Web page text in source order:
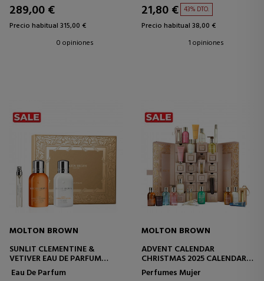
289,00 €
Precio habitual 315,00 €
0 opiniones
21,80 € 43% DTO.
Precio habitual 38,00 €
1 opiniones
MOLTON BROWN
SUNLIT CLEMENTINE &
VETIVER EAU DE PARFUM
ESTUCHE
Eau De Parfum
MOLTON BROWN
ADVENT CALENDAR
CHRISTMAS 2025 CALENDARIO
ADVIENTO
Perfumes Mujer